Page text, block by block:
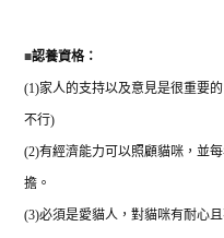
■認養資格：
(1)家人的支持以及意見是很重要
不行)
(2)有經濟能力可以照顧貓咪，並
擔。
(3)必須是愛貓人，對貓咪有耐心